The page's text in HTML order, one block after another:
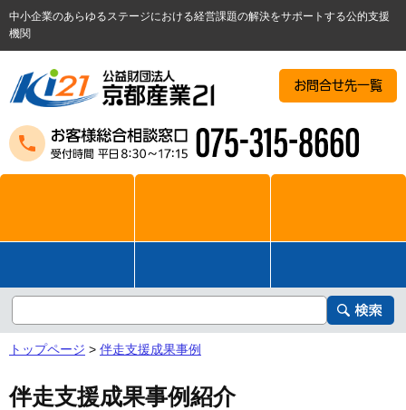
中小企業のあらゆるステージにおける経営課題の解決をサポートする公的支援
機関
お問合せ先一覧
トップページ > 伴走支援成果事例
伴走支援成果事例紹介